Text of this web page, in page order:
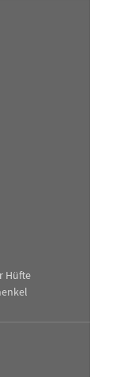
Hüfte